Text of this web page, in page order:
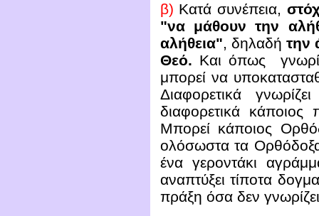
β) Κατά συνέπεια,
"να μάθουν την
αλήθεια", δηλαδή την
Θεό. Και όπως
μπορεί να
Διαφορετικά
διαφορετικά
Μπορεί κάποιος
ολόσωστα τα
ένα γεροντάκι
αναπτύξει τίποτα
πράξη όσα δεν